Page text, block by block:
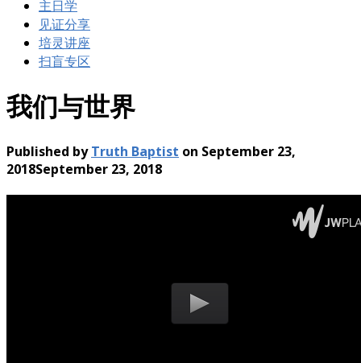
主日学
见证分享
培灵讲座
扫盲专区
我们与世界
Published byTruth Baptist on September 23,
2018September 23, 2018